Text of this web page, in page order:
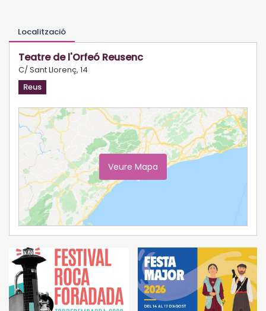
Localització
Teatre de l'Orfeó Reusenc
C/ Sant Llorenç, 14
Reus
Veure Mapa